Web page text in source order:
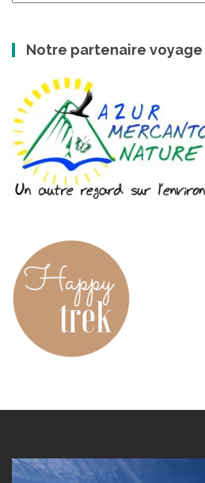
Notre partenaire voyage